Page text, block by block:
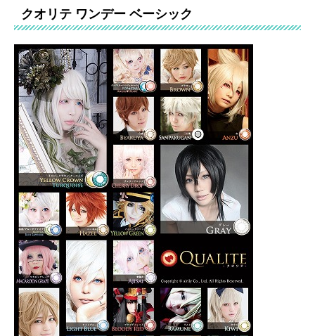
クオリテ ワンデー ベーシック